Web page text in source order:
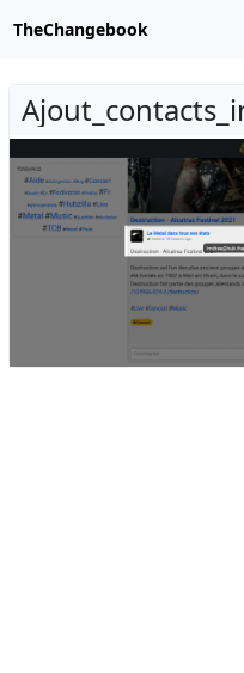
TheChangebook